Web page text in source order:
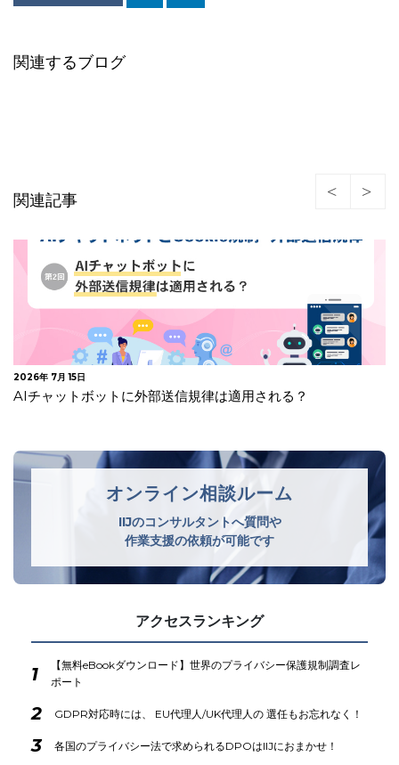
関連するブログ
関連記事
2026年 7月 10日
改正個人情報保護法が成立
オンライン相談ルーム
IIJのコンサルタントへ質問や
作業支援の依頼が可能です
アクセスランキング
1
【無料eBookダウンロード】世界のプライバシー保護規制調査レ
ポート
2 GDPR対応時には、 EU代理人/UK代理人の 選任もお忘れなく！
3 各国のプライバシー法で求められるDPOはIIJにおまかせ！